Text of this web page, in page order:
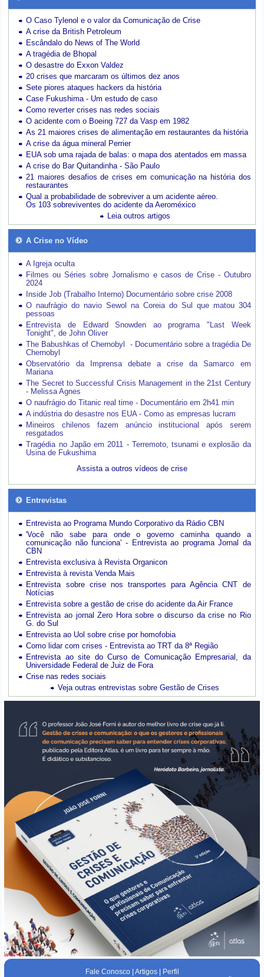
O Caso Tylenol e o valor da Comunicação de Crise
A crise da British Petroleum
Escândalo do News of The World
A tragédia de Bhopal
O desastre do Exxon Valdez
20 crises que marcaram os últimos dez anos
Sete piores ataques hackers da história
Case Fukushima - Um estudo de caso
Como reverter crises nas redes sociais
O acidente com o Boeing 727 da Vasp em 1982
As 21 maiores crises de alimentação em restaurantes da história
A crise da água mineral Perrier
EUA sob uma rajada de balas: o mapa dos atentados em massa
A crise do Bar Quitandinha - São Paulo
21 maiores desafios de crises em comunicação na história dos
restaurantes
Qual a probabilidade de sobreviver a um acidente aéreo.
Os 103 sobreviventes do acidente da Aeroméxico
Leia outros artigos
A Crise no Vídeo
A Igreja oculta
Filmes ou Séries sobre Jornalismo e casos de Crise - Outubro
2024
Inside Job (Trabalho Interno) Documentário sobre crise 2008
O naufrágio do navio Sewol na Coreia do Sul que matou 304
pessoas
Entrevista de Edward Snowden ao programa "Last Week
Tonight", de John Oliver
The Babushkas of Chernobyl - Documentário sobre a tragédia De
Chernobyl
Observatório da Imprensa debate a crise da Samarco em
Mariana
The Secret to Successful Crisis Management in the 21st Century
- Melissa Agnes
O naufrágio do Titanic real time - Documentário em 2h41 min
A indústria do desastre nos EUA - Como as empresas lucram
Mineiros chilenos fazem anúncio institucional após serem
resgatados
Tragédia no Japão em 2011 - Terremoto, tsunami e explosão da
Usina de Fukushima
Assista a outros vídeos de crise
Entrevistas
Entrevista ao Programa Mundo Corporativo da Rádio CBN
'Você não sabe para onde o governo caminha quando a
comunicação não funciona' - Entrevista ao programa Jornal da
CBN
Entrevista exclusiva à Revista Organicon
Entrevista à revista Venda Mais
Entrevista sobre crise nos transportes para Agência CNT de
Notícias
Entrevista sobre a gestão de crise do acidente da Air France
Entrevista ao jornal Zero Hora sobre o discurso da crise no Rio
G. do Sul
Entrevista ao Uol sobre crise por homofobia
Como lidar com crises - Entrevista ao TRT da 8ª Região
Entrevista ao site do Curso de Comunicação Empresarial, da
Universidade Federal de Juiz de Fora
Crise nas redes sociais
Veja outras entrevistas sobre Gestão de Crises
Fale Conosco| Artigos| Perfil